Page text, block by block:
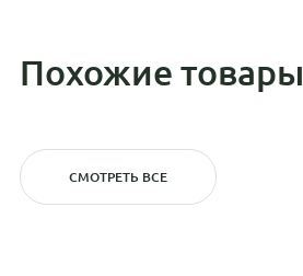
Похожие товары
СМОТРЕТЬ ВСЕ